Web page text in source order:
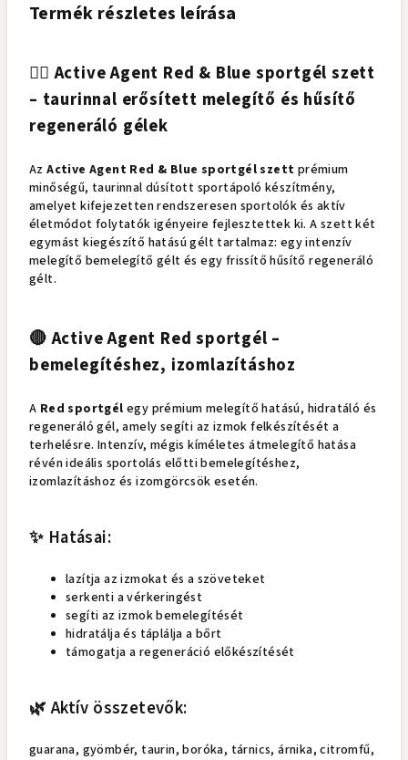
Termék részletes leírása
🏃‍♂️ Active Agent Red & Blue sportgél szett
– taurinnal erősített melegítő és hűsítő
regeneráló gélek
AzActive Agent Red & Blue sportgél szett prémium
minőségű, taurinnal dúsított sportápoló készítmény,
amelyet kifejezetten rendszeresen sportolók és aktív
életmódot folytatók igényeire fejlesztettek ki. A szett két
egymást kiegészítő hatású gélt tartalmaz: egy intenzív
melegítő bemelegítő gélt és egy frissítő hűsítő regeneráló
gélt.
🔴 Active Agent Red sportgél –
bemelegítéshez, izomlazításhoz
A Red sportgél egy prémium melegítő hatású, hidratáló és
regeneráló gél, amely segíti az izmok felkészítését a
terhelésre. Intenzív, mégis kíméletes átmelegítő hatása
révén ideális sportolás előtti bemelegítéshez,
izomlazításhoz és izomgörcsök esetén.
✨ Hatásai:
lazítja az izmokat és a szöveteket
serkenti a vérkeringést
segíti az izmok bemelegítését
hidratálja és táplálja a bőrt
támogatja a regeneráció előkészítését
🌿 Aktív összetevők:
guarana, gyömbér, taurin, boróka, tárnics, árnika, citromfű,